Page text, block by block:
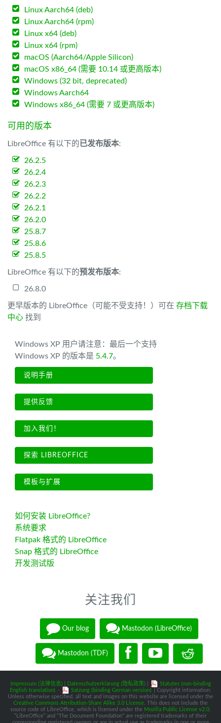
Linux Aarch64 (deb)
Linux Aarch64 (rpm)
Linux x64 (deb)
Linux x64 (rpm)
macOS (Aarch64/Apple Silicon)
macOS x86_64 (需要 10.14 或更高版本)
Windows (32 bit, deprecated)
Windows Aarch64
Windows x86_64 (需要 7 或更高版本)
可用的版本
LibreOffice 有以下的已发布版本:
26.2.5
26.2.4
26.2.3
26.2.2
26.2.1
26.2.0
25.8.7
25.8.6
25.8.5
LibreOffice 有以下的预发布版本:
26.8.0
更早版本的 LibreOffice（可能不受支持！）可在 存档下载
中心 找到
Windows XP 用户请注意：最后一个支持
Windows XP 的版本是 5.4.7。
说明手册
提供反馈
加入我们！
探索 LIBREOFFICE
模板与扩展
如何安装 LibreOffice?
系统要求
Flatpak 格式的 LibreOffice
Snap 格式的 LibreOffice
开发测试版
关注我们
Our blog Mastodon (LibreOffice)
Mastodon (TDF)
Impressum (法律信息)| Datenschutzerklärung (隐私政策)|
Statutes (non-binding
English translation) - Satzung (binding German version)
| Copyright information:
Unless otherwise specified, all text and images on this website are licensed under the
Creative Commons Attribution-Share Alike 3.0 License . This does not include the
source code of LibreOffice, which is licensed under the Mozilla Public License v2.0
“LibreOffice” and “The Document Foundation” are registered trademarks of their